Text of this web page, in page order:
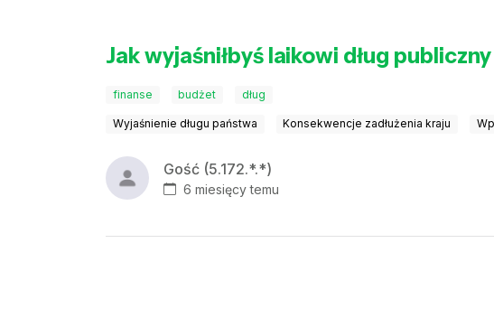
Jak wyjaśniłbyś laikowi dług
finanse budżet dług
Wyjaśnienie długu państwa Konsekwencje zadłużenia kraju
Gość (5.172.*.*)
6 miesięcy temu